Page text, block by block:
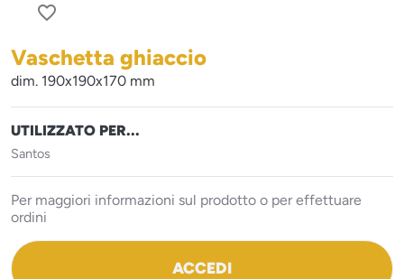
favorite_border
Vaschetta ghiaccio
dim. 190x190x170 mm
UTILIZZATO PER...
Santos
Per maggiori informazioni sul prodotto o per effettuare
ordini
ACCEDI